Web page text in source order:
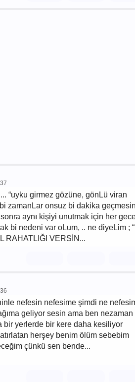
“uyku girmez gözüne, gönLü viran
zamanLar onsuz bi dakika
aynı kişiyi unutmak için her
bi nedeni var oLum, .. ne diyeLim ; “
RAHATLIĞI VERSİN...
nefesin nefesime şimdi ne
geliyor sesin ama ben nezaman
bir yerlerde bir kere daha kesiliyor
herşey benim ölüm sebebim
çünkü sen bende...